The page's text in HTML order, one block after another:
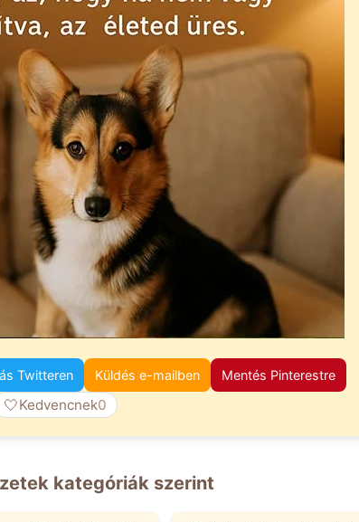
Twitteren Küldés e-mailben Mentés Pinterestre
🤍Kedvencnek0
kategóriák szerint